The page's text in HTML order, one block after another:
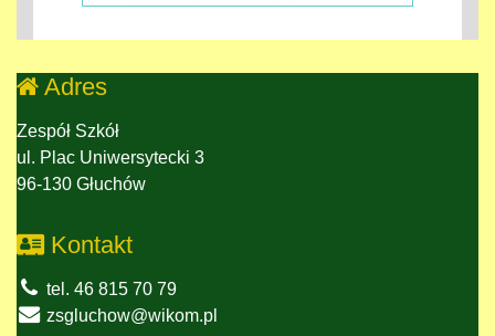
Adres
Zespół Szkół
ul. Plac Uniwersytecki 3
96-130 Głuchów
Kontakt
tel. 46 815 70 79
zsgluchow@wikom.pl